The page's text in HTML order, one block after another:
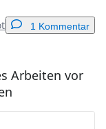
1 Kommentar
Arbeiten vor